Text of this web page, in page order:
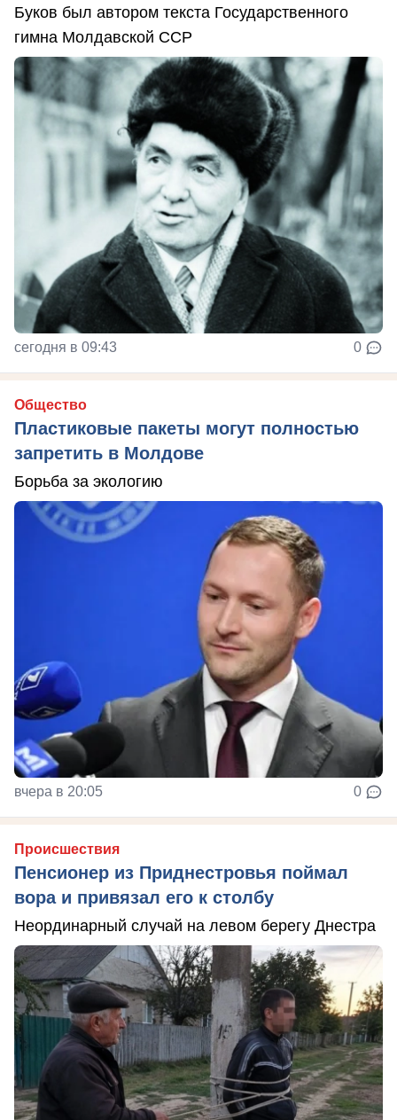
Буков был автором текста Государственного
гимна Молдавской ССР
сегодня в 09:43 0
Общество
Пластиковые пакеты могут полностью
запретить в Молдове
Борьба за экологию
вчера в 20:05 0
Происшествия
Пенсионер из Приднестровья поймал
вора и привязал его к столбу
Неординарный случай на левом берегу Днестра